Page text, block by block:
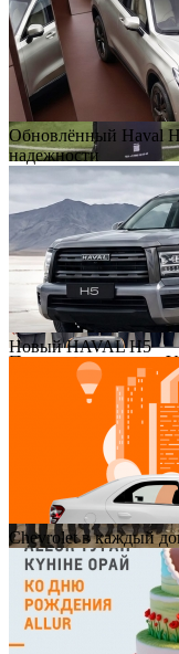
Футбольный драйв с
Приезд руководства
Казахстан
Награда от штаб-
Обновлённый Haval
надежности
Новый HAVAL H5
Chevrolet в каждый